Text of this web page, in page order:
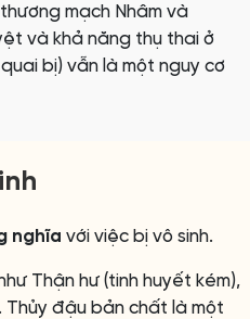
mạch Nhâm và
và khả năng thụ thai ở
bị) vẫn là một nguy cơ
nghĩa với việc bị vô sinh.
Thận hư (tinh huyết kém),
đậu bản chất là một